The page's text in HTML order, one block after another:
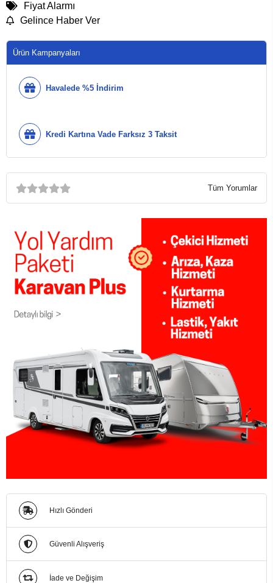
Fiyat Alarmı
Gelince Haber Ver
Ürün Kampanyaları
Havalede %5 İndirim
Kredi Kartına Vade Farksız 3 Taksit
Tüm Yorumlar
Hızlı Gönderi
Güvenli Alışveriş
İade ve Değişim